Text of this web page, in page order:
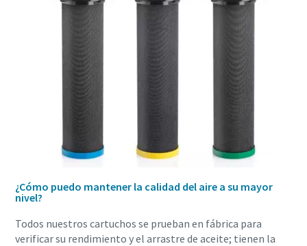
10 pasos hacia una producción más ecológica y
Reducción de la huella de carbono para una producción
ecológica: todo lo que necesita saber
Obtenga más información
¿Cómo puedo mantener la calidad del aire a su mayor
nivel?
Todos nuestros cartuchos se prueban en fábrica para
verificar su rendimiento y el arrastre de aceite; tienen la